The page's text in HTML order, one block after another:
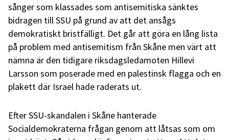
sånger som klassades som antisemitiska sänktes
bidragen till SSU på grund av att det ansågs
demokratiskt bristfälligt. Det går att göra en lång lista
på problem med antisemitism från Skåne men värt att
nämna är den tidigare riksdagsledamoten Hillevi
Larsson som poserade med en palestinsk flagga och en
plakett där Israel hade raderats ut.
Efter SSU-skandalen i Skåne hanterade
Socialdemokraterna frågan genom att låtsas som om